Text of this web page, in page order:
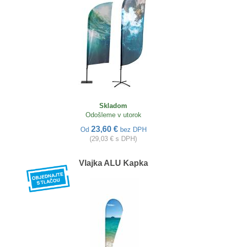
Skladom
Odošleme v utorok
Od 23,60 € bez DPH
(29,03 € s DPH)
Vlajka ALU Kapka